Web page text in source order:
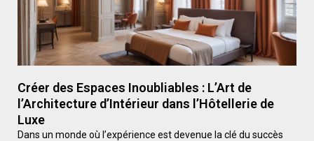
Créer des Espaces Inoubliables : L’Art de
l’Architecture d’Intérieur dans l’Hôtellerie de
Luxe
Dans un monde où l’expérience est devenue la clé du succès